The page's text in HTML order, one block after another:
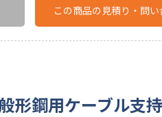
この商品の見積り・問
鋼用ケーブル支